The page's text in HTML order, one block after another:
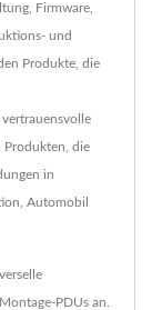
Firmware,
und
Produkte, die
Produkten, die
in
Automobil
PDUs an.